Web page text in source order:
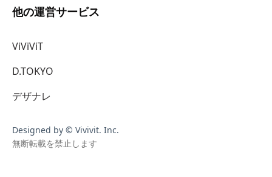
他の運営サービス
ViViViT
D.TOKYO
デザナレ
Designed by © Vivivit. Inc.
無断転載を禁止します